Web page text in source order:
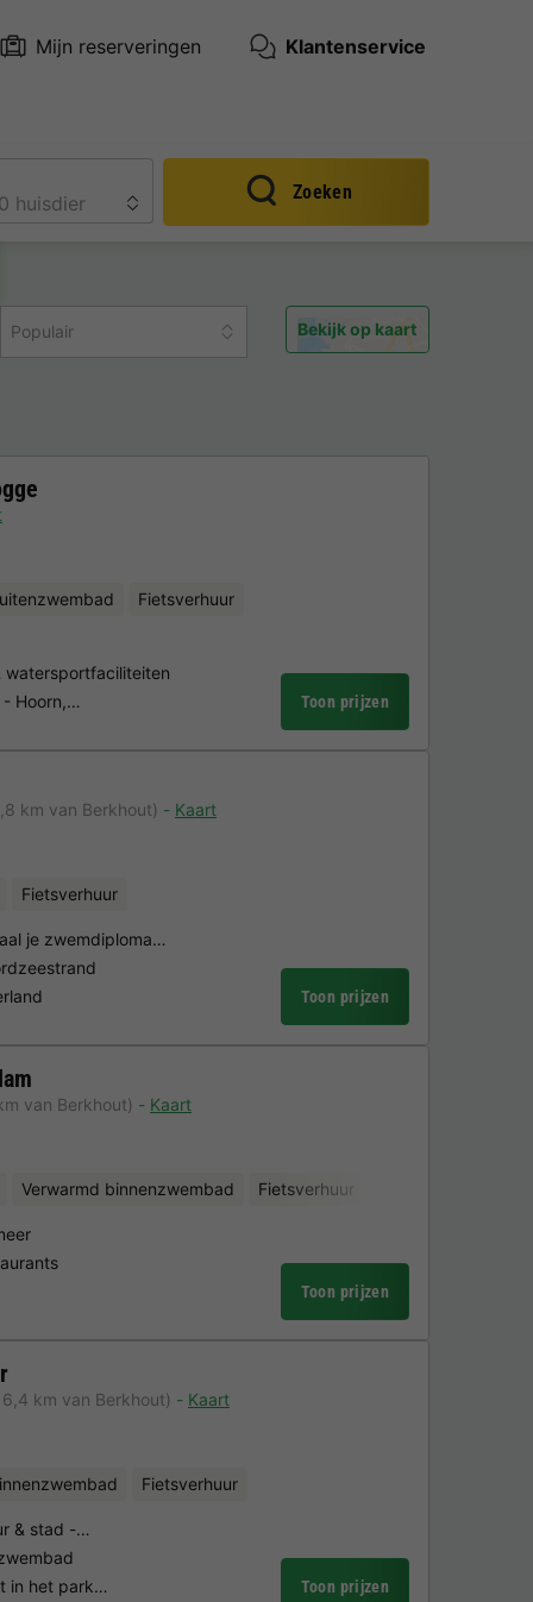
Mijn reserveringen Klantenservice
Zoeken
Populair Bekijk op kaart
Fietsverhuur
watersportfaciliteiten
- Hoorn,…
Toon prijzen
km van Berkhout)
Kaart
Fietsverhuur
je zwemdiploma…
Toon prijzen
van Berkhout)
Kaart
Verwarmd binnenzwembad Fietsverhuur
Toon prijzen
km van Berkhout)
Kaart
Fietsverhuur
& stad -…
in het park…
Toon prijzen